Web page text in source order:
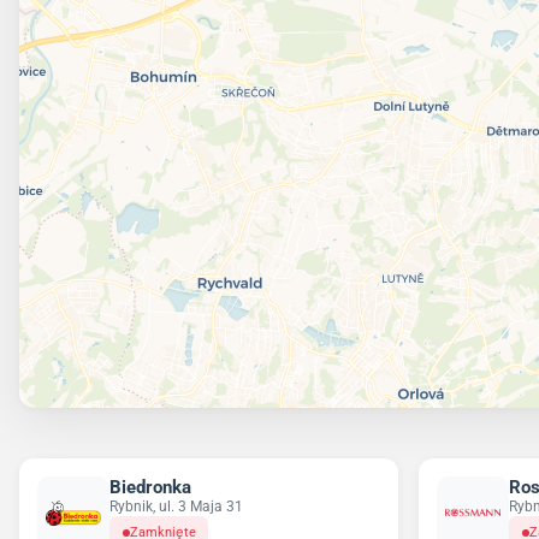
Biedronka
Rybnik, ul. 3 Maja 31
Zamknięte